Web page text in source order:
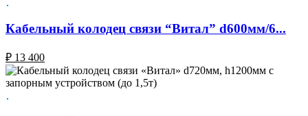
Кабельный колодец связи “Витал” d600мм/6...
₽ 13 400